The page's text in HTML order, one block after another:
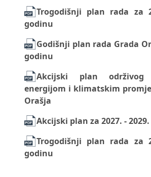
Trogodišnji plan rada za
godinu
Godišnji plan rada Grada
godinu
Akcijski plan održivog
energijom i klimatskim
Orašja
Akcijski plan za 2027. -
Trogodišnji plan rada za
godinu